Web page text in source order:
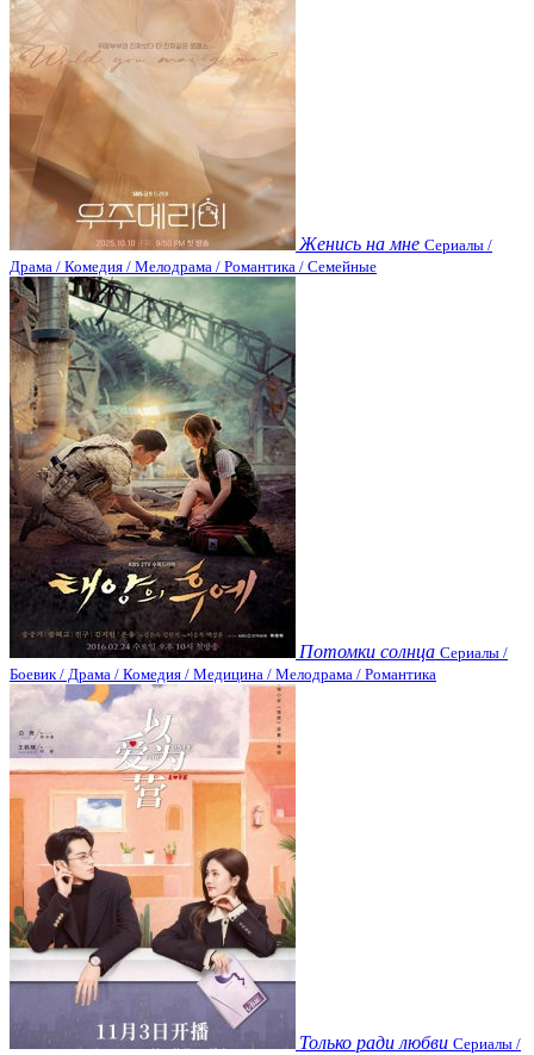
Женись на мне Сериалы /
Драма / Комедия / Мелодрама / Романтика / Семейные
Потомки солнца Сериалы /
Боевик / Драма / Комедия / Медицина / Мелодрама / Романтика
Только ради любви Сериалы /